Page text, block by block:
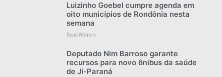
Luizinho Goebel cumpre agenda em
oito municípios de Rondônia nesta
semana
Read More »
Deputado Nim Barroso garante
recursos para novo ônibus da saúde
de Ji-Paraná